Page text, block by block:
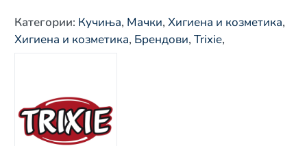
Категории: Кучиња, Мачки, Хигиена и козметика,
Хигиена и козметика, Брендови, Trixie,